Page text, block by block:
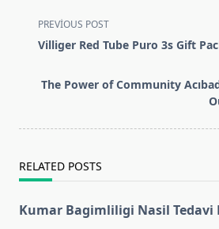
<span
class="nav-
screen-
PREVIOUS POST
Villiger Red Tube Puro 3s Gift
The Power of Community
RELATED POSTS
Kumar Bagimliligi Nasil Tedavi